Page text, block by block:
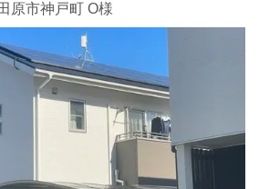
原市神戸町 O様